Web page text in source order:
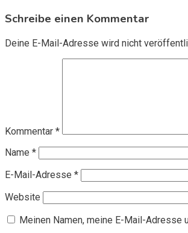
Schreibe einen Kommentar
Deine E-Mail-Adresse wird nicht
Kommentar *
Name *
E-Mail-Adresse *
Website
Meinen Namen, meine E-Mail-